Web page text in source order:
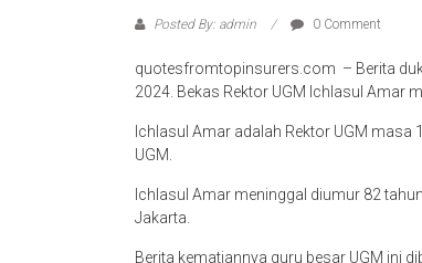
Posted By: admin 0 Comment
quotesfromtopinsurers.com – Berita
2024. Bekas Rektor UGM Ichlasul Amar
Ichlasul Amar adalah Rektor UGM
UGM.
Ichlasul Amar meninggal diumur 82
Jakarta.
Berita kematiannya guru besar UGM ini